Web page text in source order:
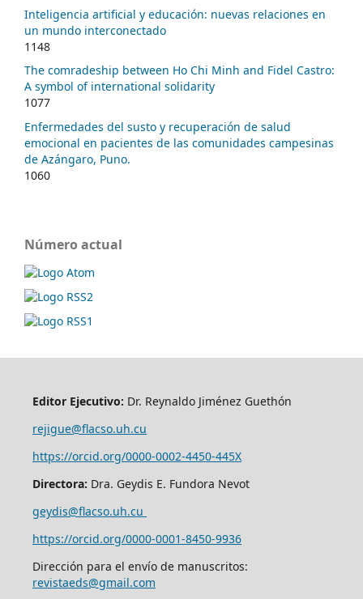
Inteligencia artificial y educación: nuevas relaciones en
un mundo interconectado
1148
The comradeship between Ho Chi Minh and Fidel Castro:
A symbol of international solidarity
1077
Enfermedades del susto y recuperación de salud
emocional en pacientes de las comunidades campesinas
de Azángaro, Puno.
1060
Número actual
Editor Ejecutivo: Dr. Reynaldo Jiménez Guethón
rejigue@flacso.uh.cu
https://orcid.org/0000-0002-4450-445X
Directora: Dra. Geydis E. Fundora Nevot
geydis@flacso.uh.cu
https://orcid.org/0000-0001-8450-9936
Dirección para el envío de manuscritos:
revistaeds@gmail.com